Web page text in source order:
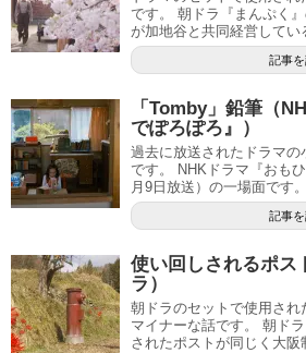
です。 朝ドラ『まんぷく
が加地谷と共同経営して
記事
「Tomby」鉛筆（
でぽろぽろ』）
過去に放送されたドラマ
です。 NHKドラマ『おも
月9日放送）の一場面です
記事
使い回しされるポス
ラ）
朝ドラのセットで使用さ
マイナーな話です。 朝ド
されたポストが同じく大